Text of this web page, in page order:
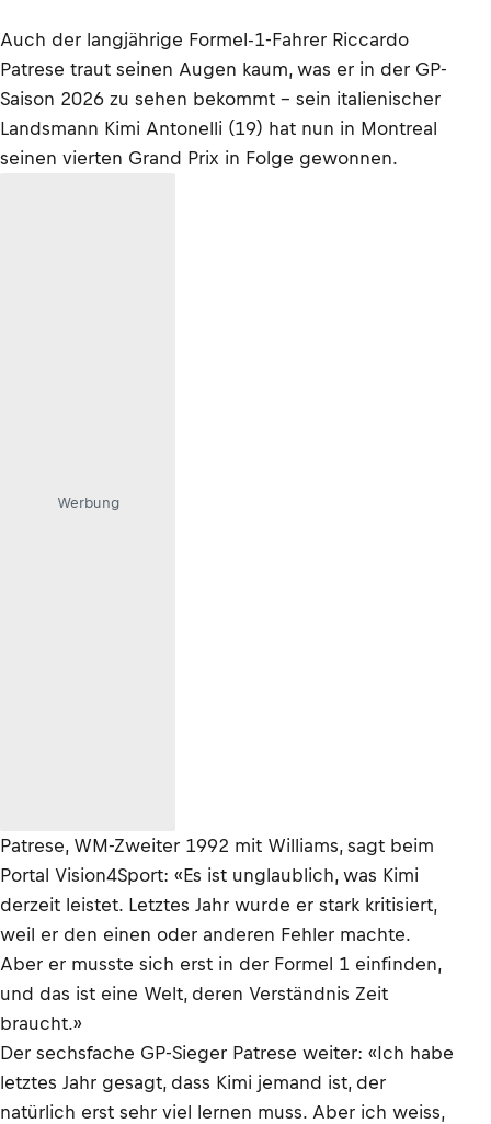
Auch der langjährige Formel-1-Fahrer Riccardo
Patrese traut seinen Augen kaum, was er in der GP-
Saison 2026 zu sehen bekommt – sein italienischer
Landsmann Kimi Antonelli (19) hat nun in Montreal
seinen vierten Grand Prix in Folge gewonnen.
Werbung
Patrese, WM-Zweiter 1992 mit Williams, sagt beim
Portal Vision4Sport: «Es ist unglaublich, was Kimi
derzeit leistet. Letztes Jahr wurde er stark kritisiert,
weil er den einen oder anderen Fehler machte.
Aber er musste sich erst in der Formel 1 einfinden,
und das ist eine Welt, deren Verständnis Zeit
braucht.»
Der sechsfache GP-Sieger Patrese weiter: «Ich habe
letztes Jahr gesagt, dass Kimi jemand ist, der
natürlich erst sehr viel lernen muss. Aber ich weiss,